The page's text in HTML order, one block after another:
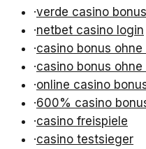
·verde casino
·netbet casino login
·casino bonus
·casino bonus
·online casino
·600% casino
·casino freispiele
·casino testsieger